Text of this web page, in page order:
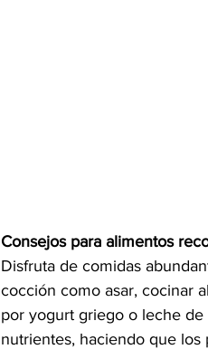
Consejos para alimentos
Disfruta de comidas
cocción como asar, cocinar
por yogurt griego o leche
nutrientes, haciendo que los